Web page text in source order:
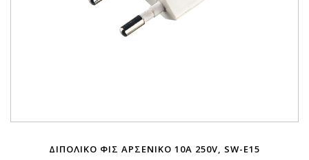
ΔΙΠΟΛΙΚΟ ΦΙΣ ΑΡΣΕΝΙΚΟ 10A 250V, SW-E15